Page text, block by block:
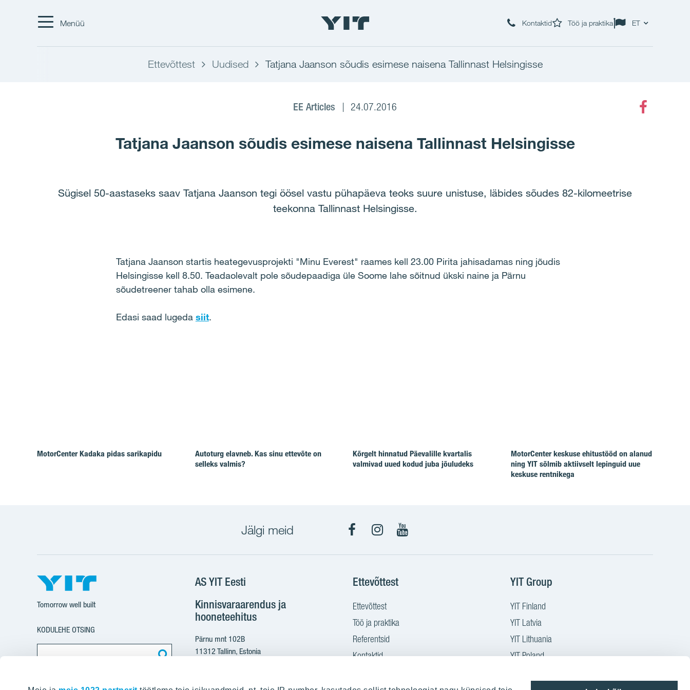
Menüü Kontaktid Töö ja praktika ET
Ettevõttest Uudised Tatjana Jaanson sõudis esimese naisena Tallinnast Helsingisse
EE Articles 24.07.2016
Tatjana Jaanson sõudis esimese naisena Tallinnast Helsingisse
Sügisel 50-aastaseks saav Tatjana Jaanson tegi öösel vastu pühapäeva teoks suure unistuse, läbides sõudes 82-kilomeetrise
teekonna Tallinnast Helsingisse.
Tatjana Jaanson startis heategevusprojekti "Minu Everest" raames kell 23.00 Pirita jahisadamas ning jõudis
Helsingisse kell 8.50. Teadaolevalt pole sõudepaadiga üle Soome lahe sõitnud ükski naine ja Pärnu
sõudetreener tahab olla esimene.
Edasi saad lugeda siit.
MotorCenter Kadaka pidas sarikapidu
Autoturg elavneb. Kas sinu ettevõte on
selleks valmis?
Kõrgelt hinnatud Päevalille kvartalis
valmivad uued kodud juba jõuludeks
MotorCenter keskuse ehitustööd on alanud
ning YIT sõlmib aktiivselt lepinguid uue
keskuse rentnikega
Jälgi meid
Tomorrow well built
KODULEHE OTSING
AS YIT Eesti
Kinnisvaraarendus ja
hooneteehitus
Pärnu mnt 102B
11312 Tallinn, Estonia
+372 665 2100
Ettevõttest
Ettevõttest
Töö ja praktika
Referentsid
Kontaktid
YIT Group
YIT Finland
YIT Latvia
YIT Lithuania
YIT Poland